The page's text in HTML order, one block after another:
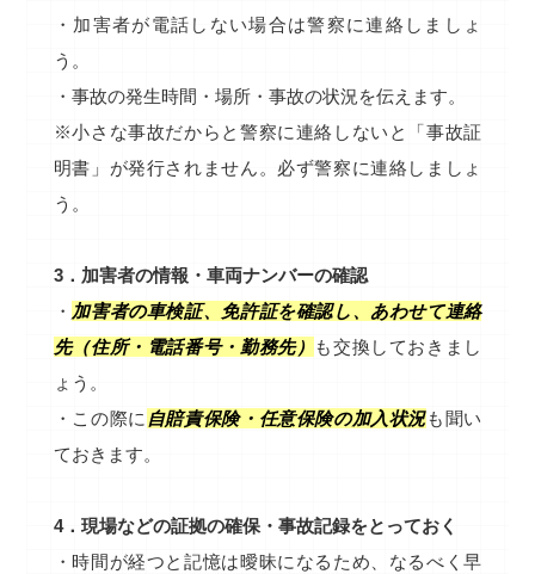
・加害者が電話しない場合は警察に連絡しましょ
う。
・事故の発生時間・場所・事故の状況を伝えます。
※小さな事故だからと警察に連絡しないと「事故証
明書」が発行されません。必ず警察に連絡しましょ
う。
3．加害者の情報・車両ナンバーの確認
・ 加害者の車検証、免許証を確認し、あわせて連絡
先（住所・電話番号・勤務先） も交換しておきまし
ょう。
・この際に 自賠責保険・任意保険の加入状況も聞い
ておきます。
4．現場などの証拠の確保・事故記録をとっておく
・時間が経つと記憶は曖昧になるため、なるべく早